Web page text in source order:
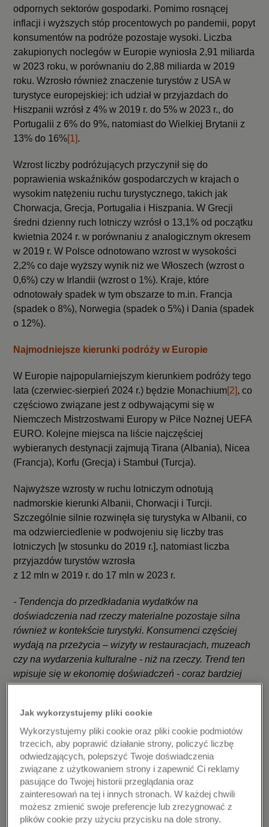
odpornych sektorów gospodarki. Pomimo rosnącej
inflacji i wyższych stóp procentowych po pandemii, popyt
konsumentów na podróże pozostaje wysoki. Liczba
zakupionych noclegów w Europie wyniosła 2,91 miliarda
w 2023 roku, w porównaniu do 2,88 miliarda w 2019
roku. Wzrosło również znaczenie turystów z USA w
turystyce europejskiej: ich udział w przyjazdach do
Hiszpanii wzrósł z 4% w 2019 r. do 5% w 2023 r., do
Portugalii z 6% do 9%, natomiast do Wielkiej Brytanii z
13% do 16%[1].
Wzrost liczby podróżujących przyczynił się do
poprawienia wskaźników gospodarczych w krajach o
wysokim natężeniu ruchu turystycznego, takich jak
Chorwacja, Grecja, Portugalia i Hiszpania. W Grecji
średni dzienny ruch lotniczy wzrósł o 13,1% od początku
kwietnia 2024 r. w porównaniu z analogicznym okresem
w 2019 r. W Polsce odnotowano wzrost w wysokości
2,2% co daje wyższy wynik niż we Włoszech (wzrost o
0,6%) czy w Irlandii (wzrost o 1%). Kraje, które
odnotowały spadek w tym obszarze to m.in. Francja
(spadek o 8%), Norwegia (spadek o 5%) i Dania (spadek
o 12%).
Najmodniejsze kierunki podróży w Europie
W Europie najpopularniejszym kierunkiem podróży tego
lata (czerwiec-sierpień 2024 r.) będzie Monachium[2], co
częściowo związane jest z odbywającymi się w
Niemczech Mistrzostwami Europy w Piłce Nożnej UEFA
EURO. Kolejne miejsca na liście najczęściej
wybieranych destynacji zajmują Tirana (Albania), Nicea
(Francja), Korfu (Grecja) i Stambuł (Turcja).
Najwyższe wzrosty w ruchu lotniczym odnotują
nadmorskie kierunki Albanii, Chorwacji i Turcji.
Szczególnie silnie rozwinęła się turystyka w Albanii, co
ma odzwierciedlenie w podwojeniu się liczby tras
lotniczych [w stosunku do 2019 r.], natomiast liczba
przyjazdów turystów wzrosła
z 12 mln w 2019 r. do 17 mln w 2023 r.
- Tendencja do przedkładania wydatków na
doświadczenia nad rzeczy materialne pozostaje silna
również w kontekście turystyki. Konsumenci częściej
wydają na przeżycia – wizyty w restauracjach, muzeach
czy na wydarzenia kulturalne - niż na rzeczy. Trend ten
wpisuje się w ekonomię doświadczeń - coraz bardziej
cenimy doświadczenia i pozytywne wspomnienia. Takie
znaczą dla nas więcej i nie chcemy z nich rezygnować,
co ma odzwierciedlenie w wynikach branży turystycznej
–mówi Natalia Lechmanova, Chief Economist Europe,
Mastercard Economics Institute.
Europejscy turyścicoraz częściej wybierają
wypoczynek poza okresem wakacyjnym- szczytem
sezonu letniego (lipiec-sierpień). Popularnością cieszą
Jak wykorzystujemy pliki cookie
Wykorzystujemy pliki cookie oraz pliki cookie podmiotów
trzecich, aby poprawić działanie strony, policzyć liczbę
odwiedzających, polepszyć Twoje doświadczenia
związane z użytkowaniem strony i zapewnić Ci reklamy
pasujące do Twojej historii przeglądania oraz
zainteresowań na tej i innych stronach. W każdej chwili
możesz zmienić swoje preferencje lub zrezygnować z
plików cookie przy użyciu przycisku na dole strony.